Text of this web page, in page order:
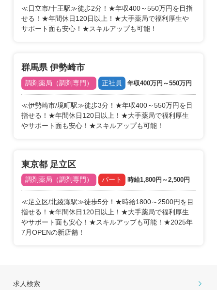
≪日立市/十王駅≫徒歩2分！★年収400～550万円を目指
せる！★年間休日120日以上！★大手薬局で福利厚生や
サポート面も安心！★スキルアップも可能！
群馬県 伊勢崎市
調剤薬局（調剤専門） 正社員 年収400万円～550万円
≪伊勢崎市/境町駅≫徒歩3分！★年収400～550万円を目
指せる！★年間休日120日以上！★大手薬局で福利厚生
やサポート面も安心！★スキルアップも可能！
東京都 足立区
調剤薬局（調剤専門） パート 時給1,800円～2,500円
≪足立区/北綾瀬駅≫徒歩5分！★時給1800～2500円を目
指せる！★年間休日120日以上！★大手薬局で福利厚生
やサポート面も安心！★スキルアップも可能！★2025年
7月OPENの新店舗！
求人検索